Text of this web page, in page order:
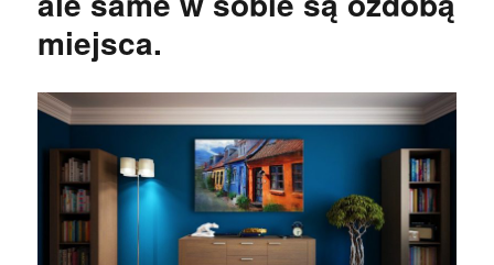
miejsca.